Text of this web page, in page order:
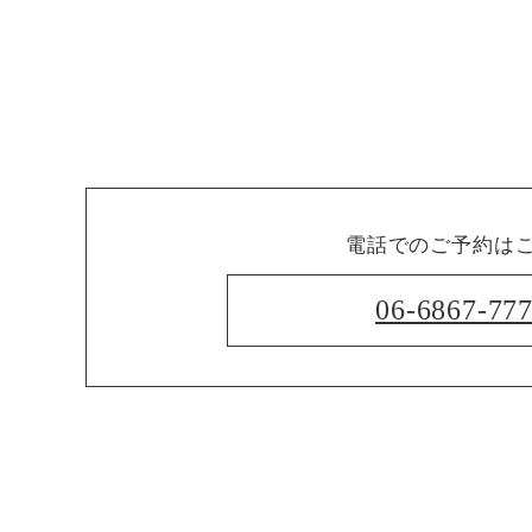
電話でのご予約は
06-6867-